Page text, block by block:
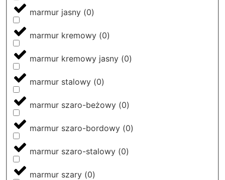
marmur jasny (0)
marmur kremowy (0)
marmur kremowy jasny (0)
marmur stalowy (0)
marmur szaro-beżowy (0)
marmur szaro-bordowy (0)
marmur szaro-stalowy (0)
marmur szary (0)